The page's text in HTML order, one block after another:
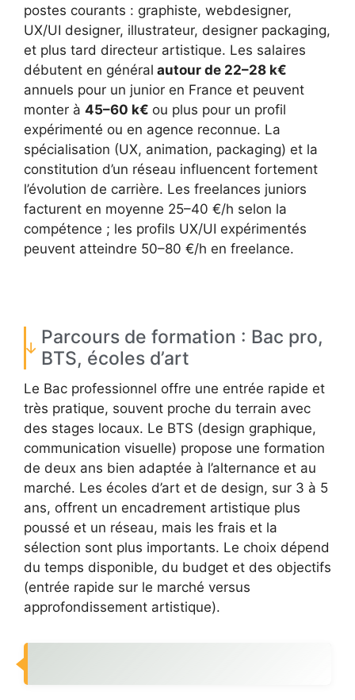
postes courants : graphiste, webdesigner,
UX/UI designer, illustrateur, designer packaging,
et plus tard directeur artistique. Les salaires
débutent en général autour de 22–28 k€
annuels pour un junior en France et peuvent
monter à 45–60 k€ ou plus pour un profil
expérimenté ou en agence reconnue. La
spécialisation (UX, animation, packaging) et la
constitution d’un réseau influencent fortement
l’évolution de carrière. Les freelances juniors
facturent en moyenne 25–40 €/h selon la
compétence ; les profils UX/UI expérimentés
peuvent atteindre 50–80 €/h en freelance.
Parcours de formation : Bac pro,
BTS, écoles d’art
Le Bac professionnel offre une entrée rapide et
très pratique, souvent proche du terrain avec
des stages locaux. Le BTS (design graphique,
communication visuelle) propose une formation
de deux ans bien adaptée à l’alternance et au
marché. Les écoles d’art et de design, sur 3 à 5
ans, offrent un encadrement artistique plus
poussé et un réseau, mais les frais et la
sélection sont plus importants. Le choix dépend
du temps disponible, du budget et des objectifs
(entrée rapide sur le marché versus
approfondissement artistique).